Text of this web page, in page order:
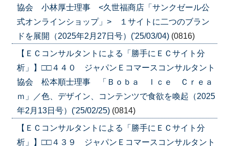
協会 小林厚士理事 <久世福商店「サンクゼール公
式オンラインショップ」> １サイトに二つのブラン
ドを展開（2025年2月27日号）('25/03/04) (0816)
【ＥＣコンサルタントによる「勝手にＥＣサイト分
析」】□□４４０ ジャパンＥコマースコンサルタント
協会 松本順士理事 「Ｂｏｂａ Ｉｃｅ Ｃｒｅａ
ｍ」／色、デザイン、コンテンツで食欲を喚起（2025
年2月13日号）('25/02/25) (0814)
【ＥＣコンサルタントによる「勝手にＥＣサイト分
析」】□□４３９ ジャパンＥコマースコンサルタント